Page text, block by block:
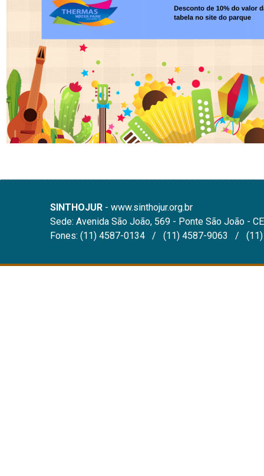
SINTHOJUR - www.sinthojur.org.br
Sede: Avenida São João, 569 - Ponte São João -
Fones: (11) 4587-0134 / (11) 4587-9063 /